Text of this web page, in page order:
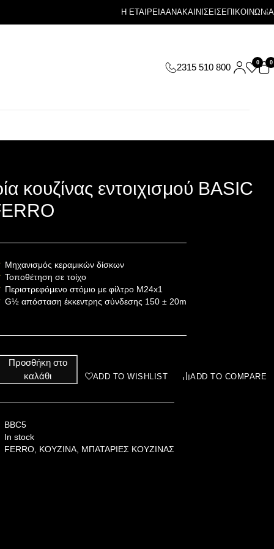
Η ΕΤΑΙΡΕΙΑΑΝΑΚΑΙΝΙΣΕΙΣΕΠΙΚΟΙΝΩΝΙΑ
2315 510 800 0 0
κουζίνας εντοιχισμού BASIC
Μηχανισμός κεραμικών δίσκων
Τοποθέτηση σε τοίχο
Περιστρεφόμενο στόμιο με φίλτρο M24x1
G½ απόσταση έκκεντρης σύνδεσης 150 ± 20m
Προσθήκη στο
καλάθι
ADD TO WISHLIST ADD TO COMPARE
BBC5
In stock
FERRO, ΚΟΥΖΙΝΑ, ΜΠΑΤΑΡΙΕΣ ΚΟΥΖΙΝΑΣ